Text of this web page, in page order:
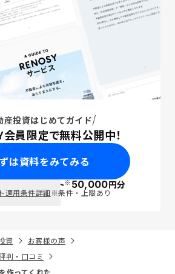
産投資はじめてガイド
員限定で無料公開中！
は資料をみてみる
ポイント※50,000円分
適用条件詳細※条件・上限あり
資
お客様の声
判・口コミ
作ってくれた